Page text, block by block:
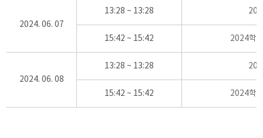
2024. 06. 07
13:28 ~ 13:28
15:42 ~ 15:42 2024학
2024. 06. 08
13:28 ~ 13:28
15:42 ~ 15:42 2024학